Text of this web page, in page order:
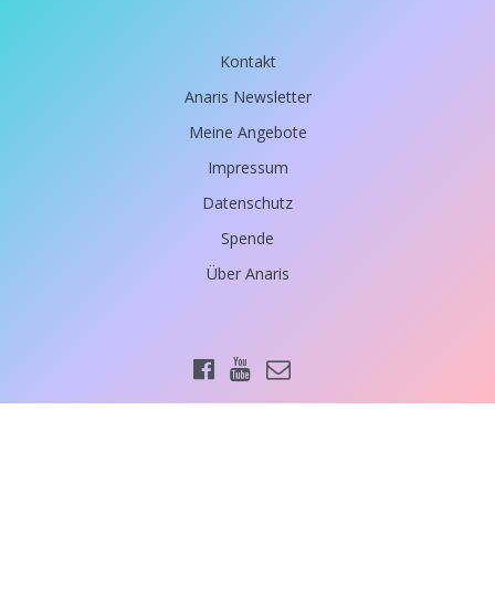
Kontakt
Anaris Newsletter
Meine Angebote
Impressum
Datenschutz
Spende
Über Anaris